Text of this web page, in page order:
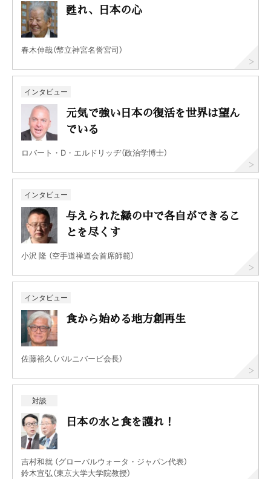
甦れ、日本の心
春木伸哉（幣立神宮名誉宮司）
インタビュー
元気で強い日本の復活を世界は望ん
でいる
ロバート・D・エルドリッヂ（政治学博士）
インタビュー
与えられた縁の中で各自ができるこ
とを尽くす
小沢 隆 （空手道禅道会首席師範）
インタビュー
食から始める地方創再生
佐藤裕久（バルニバービ会長）
対談
日本の水と食を護れ！
吉村和就 （グローバルウォータ・ジャパン代表）
鈴木宣弘（東京大学大学院教授）